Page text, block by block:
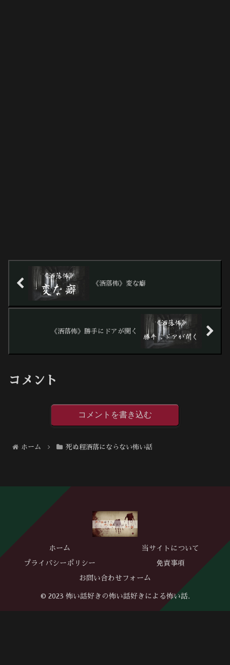
《洒落怖》変な癖
《洒落怖》勝手にドアが開く
コメント
コメントを書き込む
ホーム 死ぬ程洒落にならない怖い話
ホーム 当サイトについて
プライバシーポリシー 免責事項
お問い合わせフォーム
© 2023 怖い話好きの怖い話好きによる怖い話.